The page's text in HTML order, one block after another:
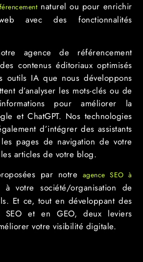
naturel ou pour enrichir
avec des fonctionnalités
agence de référencement
contenus éditoriaux optimisés
outils IA que nous développons
d’analyser les mots-clés ou de
pour améliorer la
et ChatGPT. Nos technologies
d’intégrer des assistants
pages de navigation de votre
articles de votre blog.
par notre agence SEO à
à votre société/organisation de
Et ce, tout en développant des
SEO et en GEO, deux leviers
votre visibilité digitale.